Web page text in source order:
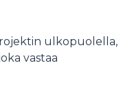
ulkopuolella,
vastaa